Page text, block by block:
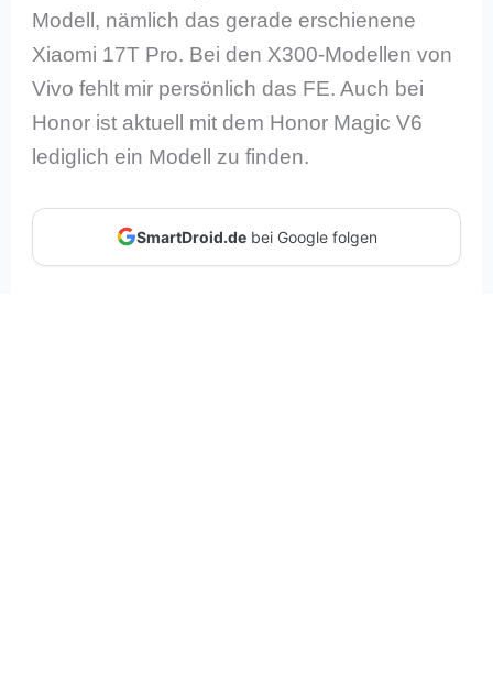
Modell, nämlich das gerade erschienene
Xiaomi 17T Pro. Bei den X300-Modellen von
Vivo fehlt mir persönlich das FE. Auch bei
Honor ist aktuell mit dem Honor Magic V6
lediglich ein Modell zu finden.
SmartDroid.debei Google folgen